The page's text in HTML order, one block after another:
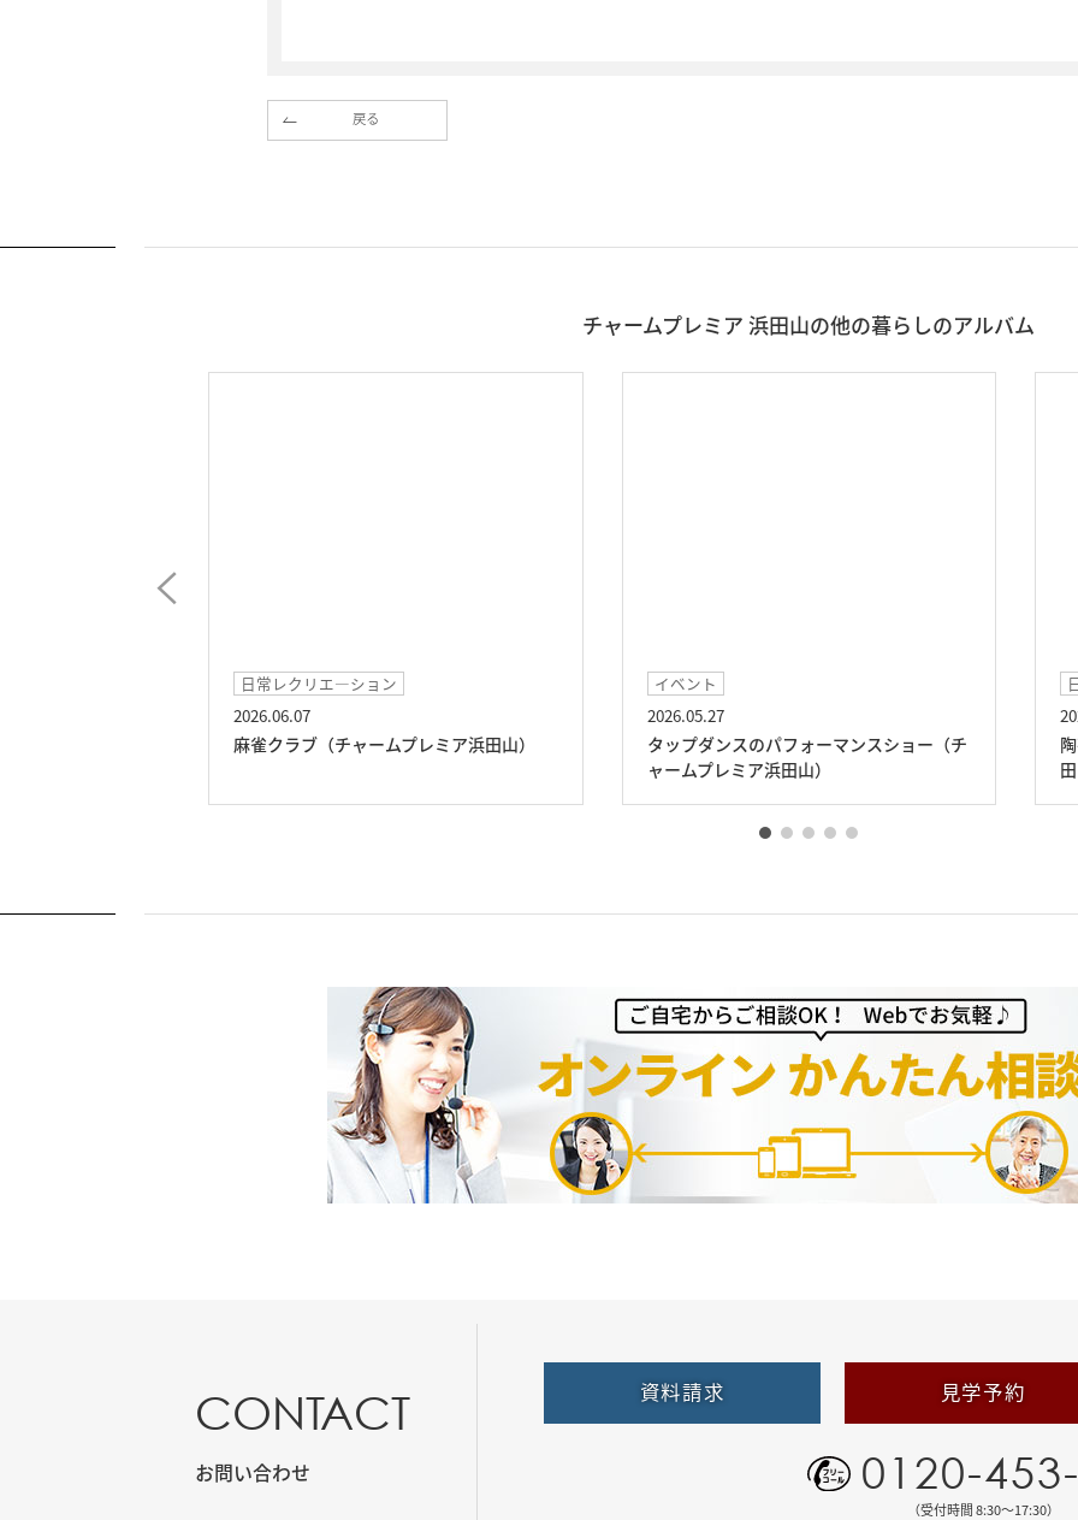
戻る
チャームプレミア 浜田山の他の暮らしのアルバム
イベント
タップダンスのパフォーマンスショー（チ
陶芸ワークショップ（チャームプレミア浜
田山）
CONTACT
お問い合わせ
資料請求 見学予約
0120-
（受付時間 8:30〜17:30）